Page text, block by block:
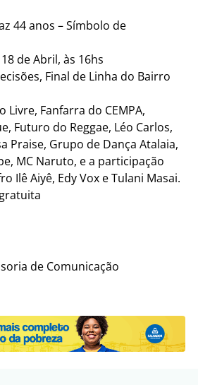
44 anos – Símbolo de
de Abril, às 16hs
Final de Linha do Bairro
Livre, Fanfarra do CEMPA,
Futuro do Reggae, Léo Carlos,
Praise, Grupo de Dança Atalaia,
MC Naruto, e a participação
Ilê Aiyê, Edy Vox e Tulani Masai.
de Comunicação